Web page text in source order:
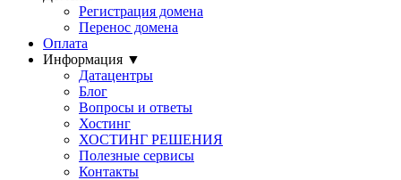
Регистрация домена
Перенос домена
Оплата
Информация ▼
Датацентры
Блог
Вопросы и ответы
Хостинг
ХОСТИНГ РЕШЕНИЯ
Полезные сервисы
Контакты